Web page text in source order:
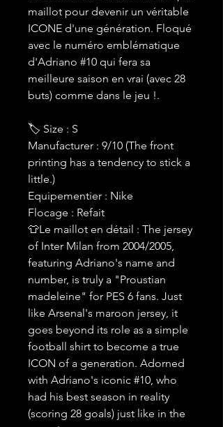
maillot pour devenir un véritable
ICONE d'une génération. Floqué
avec le numéro emblématique
d'Adriano #10 qui fera sa
meilleure saison en vrai (avec 28
buts) comme dans le jeu !.
🏷 Size : S
Manufacturer : 9/10 (The front
printing has a tendency to stick a
little.)
Equipementier : Nike
Flocage : Refait
👕Le maillot en détail : The jersey
of Inter Milan from 2004/2005,
featuring Adriano's name and
number, is truly a "Proustian
madeleine" for PES 6 fans. Just
like Arsenal's maroon jersey, it
goes beyond its role as a simple
football shirt to become a true
ICON of a generation. Adorned
with Adriano's iconic #10, who
had his best season in reality
(scoring 28 goals) just like in the